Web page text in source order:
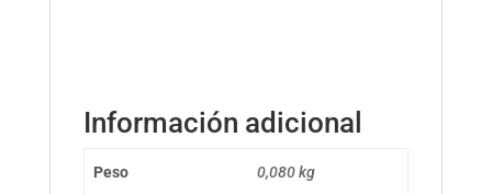
Información adicional
Peso 0,080 kg